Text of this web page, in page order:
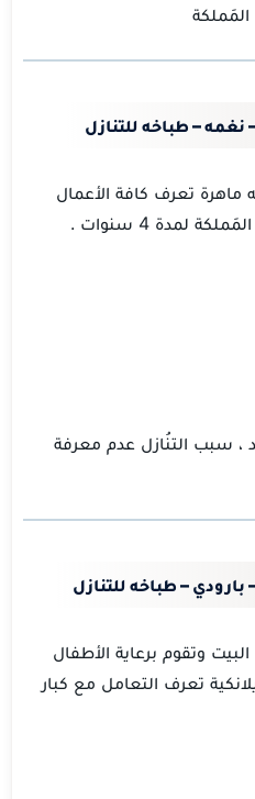
نغمه – طباخه للتنازل
ماهرة تعرف كافة الأعمال
لمدة 4 سنوات .
سبب التنُازل عدم معرفة
بارودي – طباخه للتنازل
وتقوم برعاية الأطفال
تعرف التعامل مع كبار